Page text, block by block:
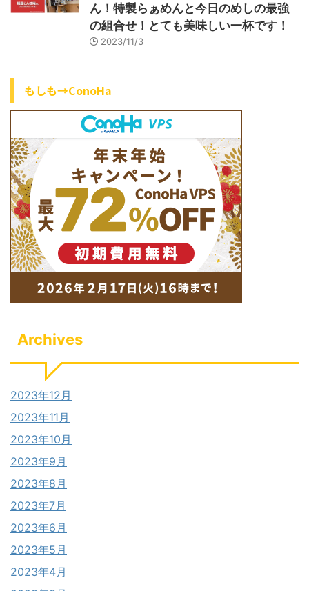
ん！特製らぁめんと今日のめしの最強
の組合せ！とても美味しい一杯です！
2023/11/3
もしも→ConoHa
Archives
2023年12月
2023年11月
2023年10月
2023年9月
2023年8月
2023年7月
2023年6月
2023年5月
2023年4月